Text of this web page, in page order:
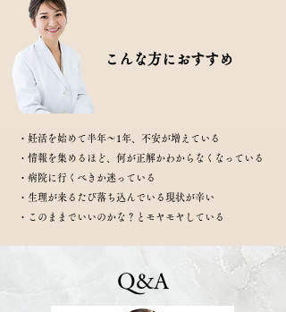
こんな方におすすめ
・妊活を始めて半年〜1年、不安が増えている
・情報を集めるほど、何が正解かわからなくなっている
・病院に行くべきか迷っている
・生理が来るたび落ち込んでいる現状が辛い
・このままでいいのかな？とモヤモヤしている
Q&A